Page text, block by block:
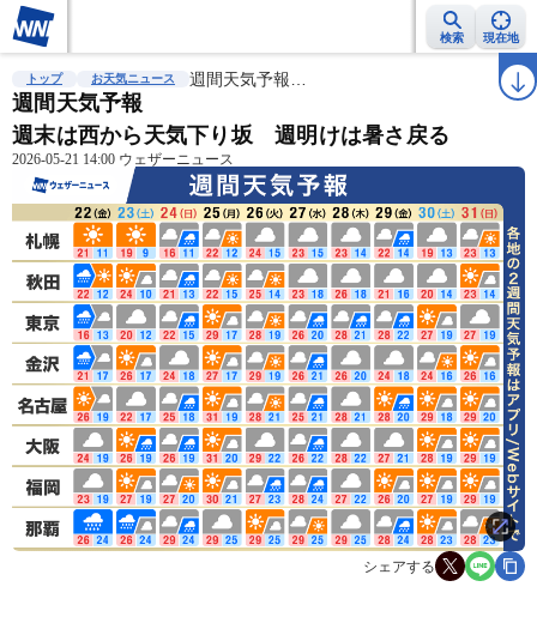
検索 現在地
雨雲レーダー 台風情報 地震情報 ラ
トップ お天気ニュース 週間天気予報…
週間天気予報
週末は西から天気下り坂 週明けは暑さ戻る
2026-05-21 14:00 ウェザーニュース
シェアする